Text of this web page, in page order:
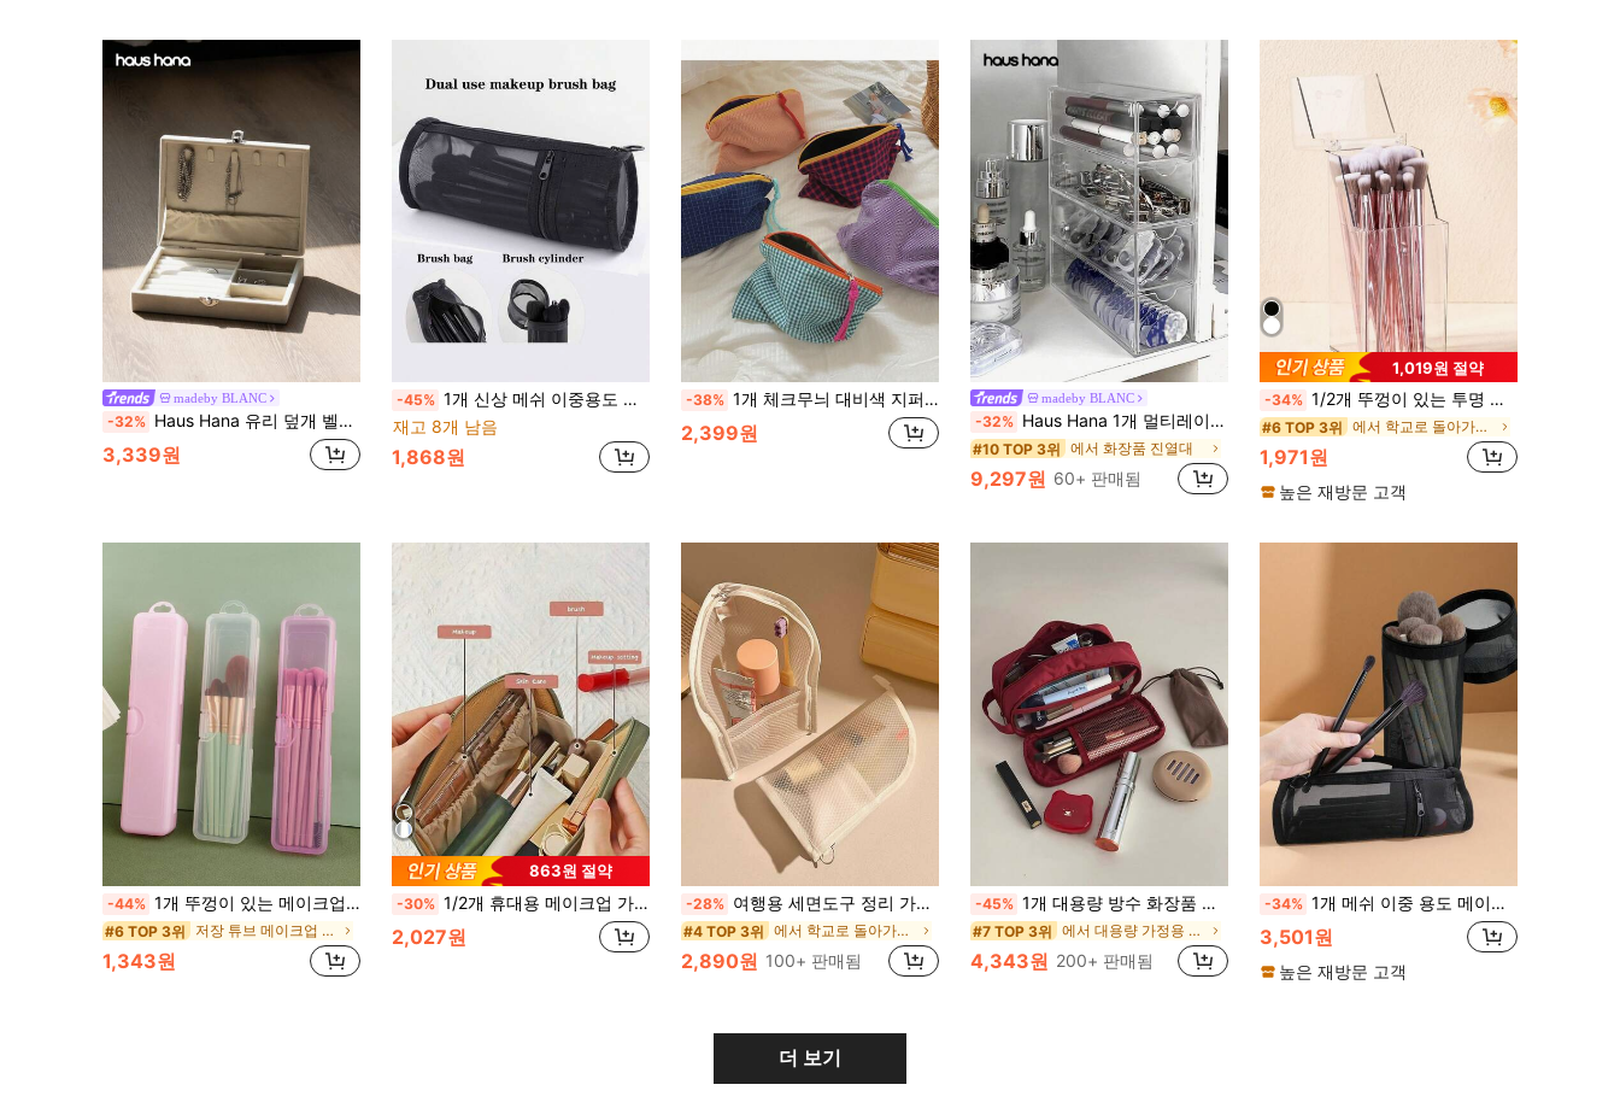
madeby BLANC
-32% Haus Hana 유리 덮개 벨벳 주얼리 박스 – 반지, 귀걸이 및 주얼리 수납을 위한 대용량 정리함
3,339원
-45% 1개 신상 메쉬 이중용도 메이크업 브러시 보관 가방, 여행용 휴대용 지퍼 펜슬 케이스, 미니멀리스트 대용량 브러시 보관 파우치
재고 8개 남음
1,868원
-38% 1개 체크무늬 대비색 지퍼 화장품 가방 메이크업 수납 가방 여행용 휴대용 핸드백 세면도구 수납 가방 여행 가방, 화장품 및 세면도구용 여행 가방, 메이크업 브러시, 립스틱, 아이섀도우, 메이크업 수납 가방
2,399원
madeby BLANC
-32% Haus Hana 1개 멀티레이어 메이크업 저장 박스, 휴가, 욕실, 침실 용도에 큰 용량
#10 TOP 3위 에서 화장품 진열대
9,297원 60+ 판매됨
1,019원 절약
-34% 1/2개 뚜껑이 있는 투명 데스크탑 수납함, 메이크업 브러쉬 및 펜 홀더, 화장품, 문구류 및 작은 물품을 위한 방진 정리함, 가정 및 사무실용 다기능 메이크업 브러쉬 홀더 스탠드, 방진 커버 포함
#6 TOP 3위 에서 학교로 돌아가다 화장품 진열대
1,971원
높은 재방문 고객
-44% 1개 뚜껑이 있는 메이크업 브러쉬 홀더 보관함, 블러셔 아이섀도우 펜슬 정리함, 걸이형 후크 백이 있는 휴대용 방진 여행용 화장품 케이스, 방 장식, 가방, 메이크업 가방, 화장대, 여행, 메이크업 가방, 정리함, 보관함, 여행 필수품, 메이크업 정리함, 메이크업 가방, 세면도구 가방, 책상 정리함, 화장품 가방, 메이크업 파우치, 메이크업 정리함, 화장대 액세서리, 메이크업 파우치, 메이크업 가방, 보석함, 파우치, 메이크업 브러쉬 홀더, 브러쉬 홀더, 향수 정리함, 파우치 가방, 여성 선물, 크리스마스 선물, 여성 선물 아이디어, 방 장식
#6 TOP 3위 저장 튜브 메이크업 오가나이저
1,343원
863원 절약
-30% 1/2개 휴대용 메이크업 가방, 내부 안감 칸막이, 미니 여행 정리 가방, 혼합 색상 나일론 핸드백 정리함, 파운데이션, 립스틱, 아이라이너, 파우더 퍼프, 컨실러 등 화장품 및 메이크업 도구 보관 가능, 여행용 메이크업 가방
2,027원
-28% 여행용 세면도구 정리 가방, 야외용 방수 화장품 가방, 호텔 칫솔 홀더, 메이크업 가방, 대용량 휴대용 정리 가방, 통기성 메쉬 스킨케어 제품 휴대 가방
#4 TOP 3위 에서 학교로 돌아가다 세면도구 가방
2,890원 100+ 판매됨
-45% 1개 대용량 방수 화장품 가방 - 여러 칸이 있는 휴대용 여행용 메이크업 정리함
#7 TOP 3위 에서 대용량 가정용 수납공간 화장품 가방 및 케이스
4,343원 200+ 판매됨
-34% 1개 메쉬 이중 용도 메이크업 브러시 수납 가방, 휴대용 지퍼 대용량, 메이크업 브러시 보관에 편리, 유니섹스, 욕실, 실내, 실외, 여행, 휴가, 친구 및 가족 선물에 적합, 해변 휴가, 욕실 수납, 침실 수납, 대용량, 메이크업 룸 장식, 메이크업 가방, 여행 필수품
3,501원
높은 재방문 고객
더 보기